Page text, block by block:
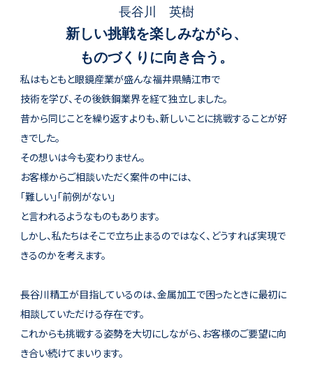
長谷川 英樹
新しい挑戦を楽しみながら、
ものづくりに向き合う。
私はもともと眼鏡産業が盛んな福井県鯖江市で
技術を学び、その後鉄鋼業界を経て独立しました。
昔から同じことを繰り返すよりも、新しいことに挑戦することが好
きでした。
その想いは今も変わりません。
お客様からご相談いただく案件の中には、
「難しい」「前例がない」
と言われるようなものもあります。
しかし、私たちはそこで立ち止まるのではなく、どうすれば実現で
きるのかを考えます。
長谷川精工が目指しているのは、金属加工で困ったときに最初に
相談していただける存在です。
これからも挑戦する姿勢を大切にしながら、お客様のご要望に向
き合い続けてまいります。